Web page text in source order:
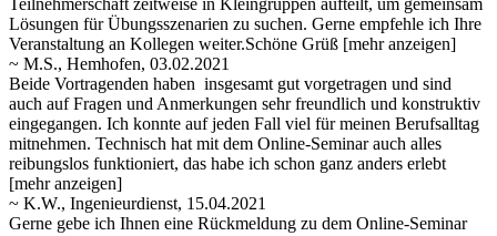
Lösungen für Übungsszenarien zu suchen. Gerne empfehle ich Ihre
Veranstaltung an Kollegen weiter.Schöne Grüß [mehr anzeigen]
~ M.S., Hemhofen, 03.02.2021
Beide Vortragenden haben insgesamt gut vorgetragen und sind
auch auf Fragen und Anmerkungen sehr freundlich und konstruktiv
eingegangen. Ich konnte auf jeden Fall viel für meinen Berufsalltag
mitnehmen. Technisch hat mit dem Online-Seminar auch alles
reibungslos funktioniert, das habe ich schon ganz anders erlebt
[mehr anzeigen]
~ K.W., Ingenieurdienst, 15.04.2021
Gerne gebe ich Ihnen eine Rückmeldung zu dem Online-Seminar